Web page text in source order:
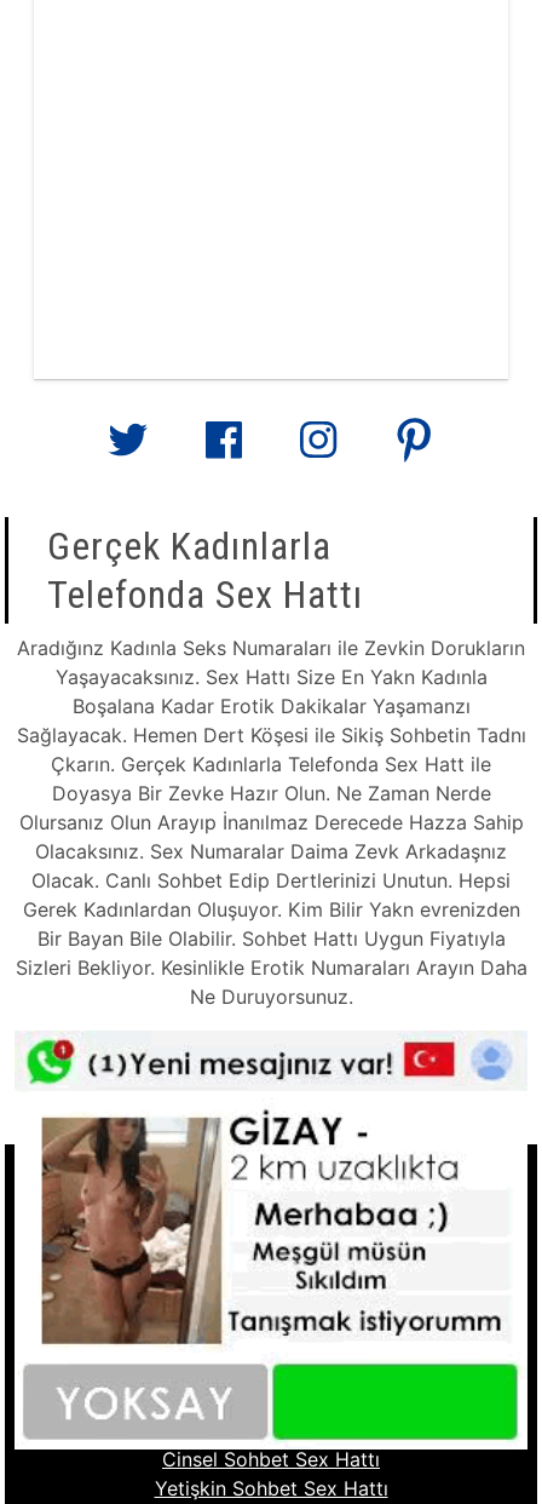
Gerçek Kadınlarla
Telefonda Sex Hattı
Aradığınz Kadınla Seks Numaraları ile Zevkin Dorukların
Yaşayacaksınız. Sex Hattı Size En Yakn Kadınla
Boşalana Kadar Erotik Dakikalar Yaşamanzı
Sağlayacak. Hemen Dert Köşesi ile Sikiş Sohbetin Tadnı
Çkarın. Gerçek Kadınlarla Telefonda Sex Hatt ile
Doyasya Bir Zevke Hazır Olun. Ne Zaman Nerde
Olursanız Olun Arayıp İnanılmaz Derecede Hazza Sahip
Olacaksınız. Sex Numaralar Daima Zevk Arkadaşnız
Olacak. Canlı Sohbet Edip Dertlerinizi Unutun. Hepsi
Gerek Kadınlardan Oluşuyor. Kim Bilir Yakn evrenizden
Bir Bayan Bile Olabilir. Sohbet Hattı Uygun Fiyatıyla
Sizleri Bekliyor. Kesinlikle Erotik Numaraları Arayın Daha
Ne Duruyorsunuz.
Tkla Ara
Hızlı Linkler
Ucuz Telefonda Sex Hattı
Seks Hattı Numaraları
Sex Numaraları
Whatsapp Seks Numaralar
Fantazi Sohbet
Ucuz Sex Hattı
Sohbet Numara
Cinsel Sohbet Hattı
Cinsel Sohbet Sex Hattı
Yetişkin Sohbet Sex Hattı